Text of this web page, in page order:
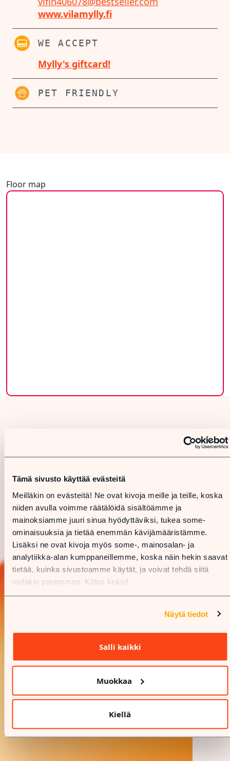
Tämä sivusto käyttää evästeitä
Meilläkin on evästeitä! Ne ovat kivoja meille ja teille, koska
niiden avulla voimme räätälöidä sisältöämme ja
mainoksiamme juuri sinua hyödyttäviksi, tukea some-
ominaisuuksia ja tietää enemmän kävijämääristämme.
Lisäksi ne ovat kivoja myös some-, mainosalan- ja
analytiikka-alan kumppaneillemme, koska näin hekin saavat
tietää, kuinka sivustoamme käytät, ja voivat tehdä siitä
vieläkin paremman. Kiitos keksi!
Näytä tiedot
Salli kaikki
Muokkaa
Kiellä
www.vilamylly.fi
WE ACCEPT
Mylly's giftcard!
PET FRIENDLY
Floor map